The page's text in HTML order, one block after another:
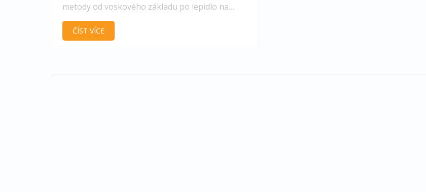
metody od voskového základu po lepidlo na
knoflíky.
ČÍST VÍCE